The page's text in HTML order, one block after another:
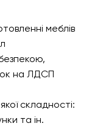
меблів
на ЛДСП
складності:
та ін.